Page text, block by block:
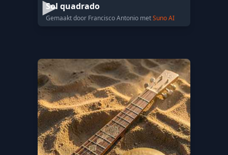
Sol quadrado
Gemaakt door Francisco Antonio metSuno AI